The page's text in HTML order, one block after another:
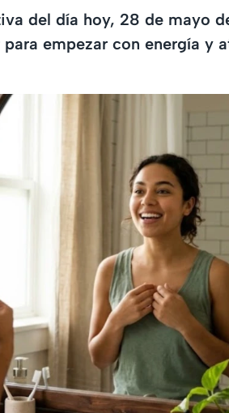
del día hoy, 28 de mayo
empezar con energía y